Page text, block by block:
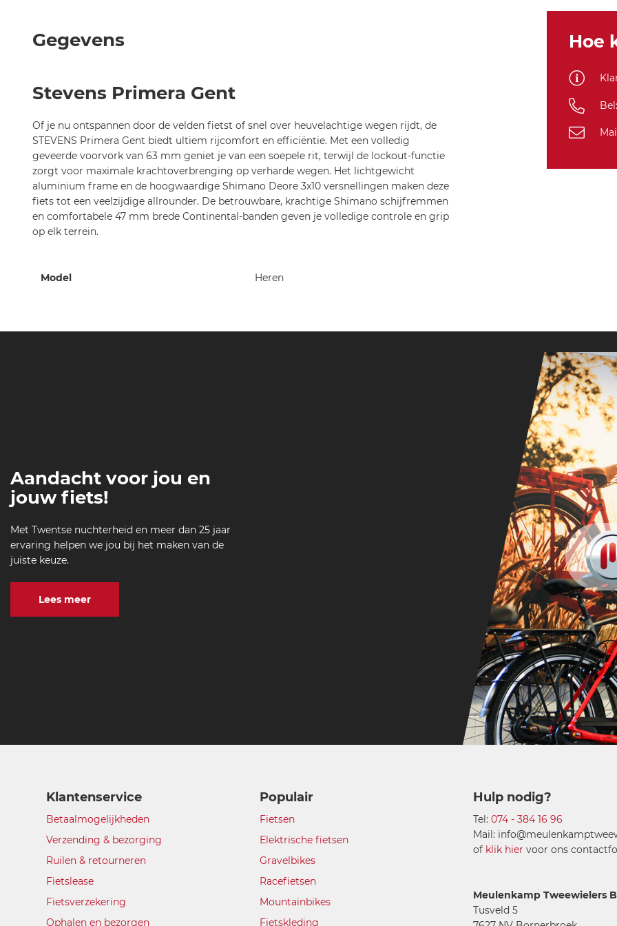
Gent
23
Stealth
Black
Steal
van
gallerij
Gegevens
Stevens Primera Gent
Of je nu ontspannen door de velden fietst of snel over heuvelachtige wegen rijdt, de
STEVENS Primera Gent biedt ultiem rijcomfort en efficiëntie. Met een volledig
geveerde voorvork van 63 mm geniet je van een soepele rit, terwijl de lockout-functie
zorgt voor maximale krachtoverbrenging op verharde wegen. Het lichtgewicht
aluminium frame en de hoogwaardige Shimano Deore 3x10 versnellingen maken deze
fiets tot een veelzijdige allrounder. De betrouwbare, krachtige Shimano schijfremmen
en comfortabele 47 mm brede Continental-banden geven je volledige controle en grip
op elk terrein.
informatie
Model Heren
Hoe
Aandacht voor jou en
jouw fiets!
Met Twentse nuchterheid en meer dan 25 jaar
ervaring helpen we jou bij het maken van de
juiste keuze.
Lees meer
Klantenservice
Betaalmogelijkheden
Verzending & bezorging
Ruilen & retourneren
Fietslease
Fietsverzekering
Ophalen en bezorgen
Populair
Fietsen
Elektrische fietsen
Gravelbikes
Racefietsen
Mountainbikes
Fietskleding
Hulp nodig?
Tel: 074 - 384 16 96
Mail:
of klik hier voor ons
Meulenkamp Tweewielers
Tusveld 5